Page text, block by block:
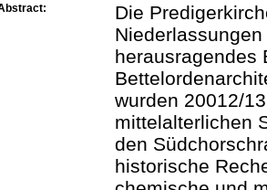
Die
herausragendes
wurden 20012/
mittelalterlichen
den
historische